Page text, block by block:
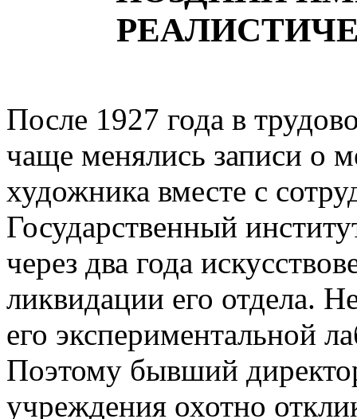
После 1927 года в
чаще менялись записи о
художника вместе с
Государственный
через два года
ликвидации его отдела.
его экспериментальной
Поэтому бывший
учреждения охотно